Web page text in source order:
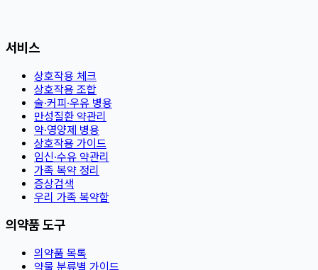
서비스
상호작용 체크
상호작용 조합
술·커피·우유 병용
만성질환 약관리
약·영양제 병용
상호작용 가이드
임신·수유 약관리
가족 복약 정리
증상검색
우리 가족 복약함
의약품 도구
의약품 목록
약물 분류별 가이드